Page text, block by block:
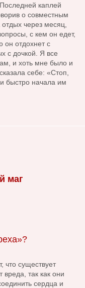
каплей
о совместным
через месяц,
с кем он едет,
он отдохнет с
с дочкой. Я все
и хоть мне было и
себе: «Стоп,
быстро начала им
маг
что существует
вреда, так как они
сердца и